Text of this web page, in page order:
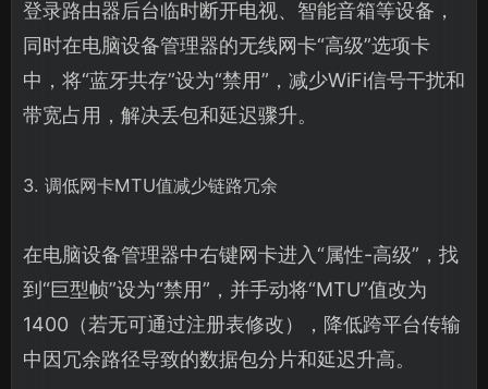
登录路由器后台临时断开电视、智能音箱等设备，
同时在电脑设备管理器的无线网卡“高级”选项卡
中，将“蓝牙共存”设为“禁用”，减少WiFi信号干扰和
带宽占用，解决丢包和延迟骤升。
3. 调低网卡MTU值减少链路冗余
在电脑设备管理器中右键网卡进入“属性-高级”，找
到“巨型帧”设为“禁用”，并手动将“MTU”值改为
1400（若无可通过注册表修改），降低跨平台传输
中因冗余路径导致的数据包分片和延迟升高。